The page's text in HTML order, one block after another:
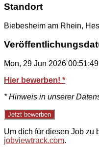
Standort
Biebesheim am Rhein,
Mon, 29 Jun 2026
Hier bewerben! *
* Hinweis in unserer
Um dich für diesen Job zu
jobviewtrack.com.